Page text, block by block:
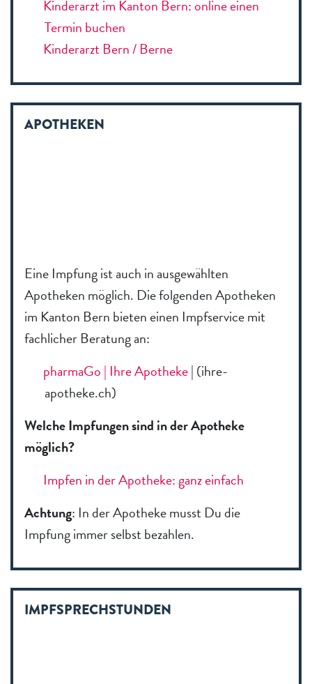
Kinderarzt im Kanton Bern: online einen
Termin buchen
Kinderarzt Bern / Berne
APOTHEKEN
Eine Impfung ist auch in ausgewählten
Apotheken möglich. Die folgenden Apotheken
im Kanton Bern bieten einen Impfservice mit
fachlicher Beratung an:
pharmaGo | Ihre Apotheke| (ihre-
apotheke.ch)
Welche Impfungen sind in der Apotheke
möglich?
Impfen in der Apotheke: ganz einfach
Achtung: In der Apotheke musst Du die
Impfung immer selbst bezahlen.
IMPFSPRECHSTUNDEN